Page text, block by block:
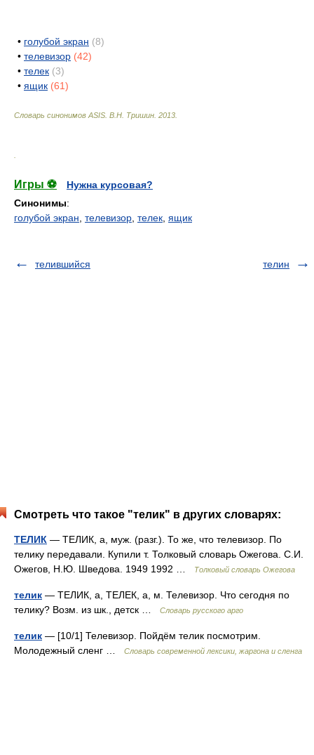
• голубой экран (8)
• телевизор (42)
• телек (3)
• ящик (61)
Словарь синонимов ASIS. В.Н. Тришин 2013
Игры ⚽
Нужна курсовая?
Синонимы:
голубой экран телевизор телек ящик
телившийся телин
Смотреть что такое "телик" в других словарях:
ТЕЛИК — ТЕЛИК, а, муж. (разг.). То же, что телевизор. По
телику передавали. Купили т. Толковый словарь Ожегова. С.И.
Ожегов, Н.Ю. Шведова. 1949 1992 …
Толковый словарь Ожегова
телик — ТЕЛИК, а, ТЕЛЕК, а, м. Телевизор. Что сегодня по
телику? Возм. из шк., детск …
Словарь русского арго
телик — [10/1] Телевизор. Пойдём телик посмотрим.
Молодежный сленг …
Cловарь современной лексики, жаргона и сленга